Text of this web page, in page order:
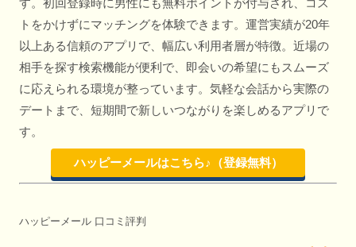
す。初回登録時に男性にも無料ポイントが付与され、コス
トをかけずにマッチングを体験できます。運営実績が20年
以上ある信頼のアプリで、幅広い利用者層が特徴。近場の
相手を探す検索機能が便利で、即会いの希望にもスムーズ
に応えられる環境が整っています。気軽な会話から実際の
デートまで、短期間で新しいつながりを楽しめるアプリで
す。
ハッピーメールはこちら♪（登録無料）
ハッピーメール 口コミ評判